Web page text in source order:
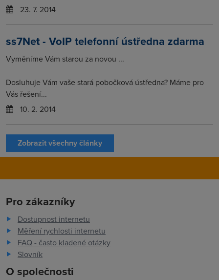
23. 7. 2014
ss7Net - VoIP telefonní ústředna zdarma
Vyměníme Vám starou za novou ...
Dosluhuje Vám vaše stará pobočková ústředna? Máme pro
Vás řešení...
10. 2. 2014
Zobrazit všechny články
Pro zákazníky
Dostupnost internetu
Měření rychlosti internetu
FAQ - často kladené otázky
Slovník
O společnosti